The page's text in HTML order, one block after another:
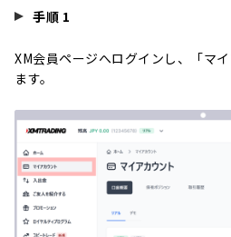
手順 1
XM会員ページへログインし、「マ
ます。